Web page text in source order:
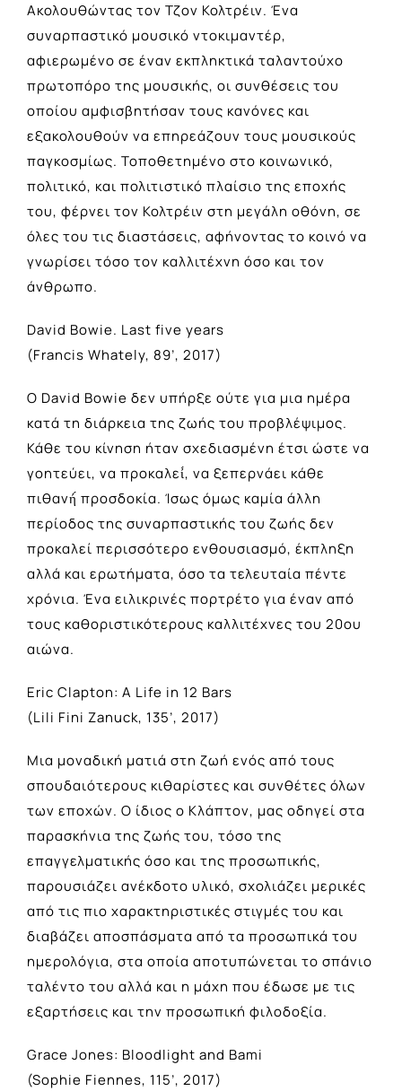
Ακολουθώντας τον Τζον Κολτρέιν. Ένα
συναρπαστικό μουσικό ντοκιμαντέρ,
αφιερωμένο σε έναν εκπληκτικά ταλαντούχο
πρωτοπόρο της μουσικής, οι συνθέσεις του
οποίου αμφισβητήσαν τους κανόνες και
εξακολουθούν να επηρεάζουν τους μουσικούς
παγκοσμίως. Τοποθετημένο στο κοινωνικό,
πολιτικό, και πολιτιστικό πλαίσιο της εποχής
του, φέρνει τον Κολτρέιν στη μεγάλη οθόνη, σε
όλες του τις διαστάσεις, αφήνοντας το κοινό να
γνωρίσει τόσο τον καλλιτέχνη όσο και τον
άνθρωπο.
David Bowie. Last five years
(Francis Whately, 89’, 2017)
Ο David Bowie δεν υπήρξε ούτε για μια ημέρα
κατά τη διάρκεια της ζωής του προβλέψιμος.
Κάθε του κίνηση ήταν σχεδιασμένη έτσι ώστε να
γοητεύει, να προκαλεί́, να ξεπερνάει κάθε
πιθανή́ προσδοκία. Ίσως όμως καμία άλλη
περίοδος της συναρπαστικής του ζωής δεν
προκαλεί περισσότερο ενθουσιασμό, έκπληξη
αλλά και ερωτήματα, όσο τα τελευταία πέντε
χρόνια. Ένα ειλικρινές πορτρέτο για έναν από
τους καθοριστικότερους καλλιτέχνες του 20ου
αιώνα.
Eric Clapton: A Life in 12 Bars
(Lili Fini Zanuck, 135’, 2017)
Μια μοναδική ματιά στη ζωή ενός από τους
σπουδαιότερους κιθαρίστες και συνθέτες όλων
των εποχών. Ο ίδιος ο Κλάπτον, μας οδηγεί στα
παρασκήνια της ζωής του, τόσο της
επαγγελματικής όσο και της προσωπικής,
παρουσιάζει ανέκδοτο υλικό, σχολιάζει μερικές
από τις πιο χαρακτηριστικές στιγμές του και
διαβάζει αποσπάσματα από τα προσωπικά του
ημερολόγια, στα οποία αποτυπώνεται το σπάνιο
ταλέντο του αλλά και η μάχη που έδωσε με τις
εξαρτήσεις και την προσωπική φιλοδοξία.
Grace Jones: Bloodlight and Bami
(Sophie Fiennes, 115’, 2017)